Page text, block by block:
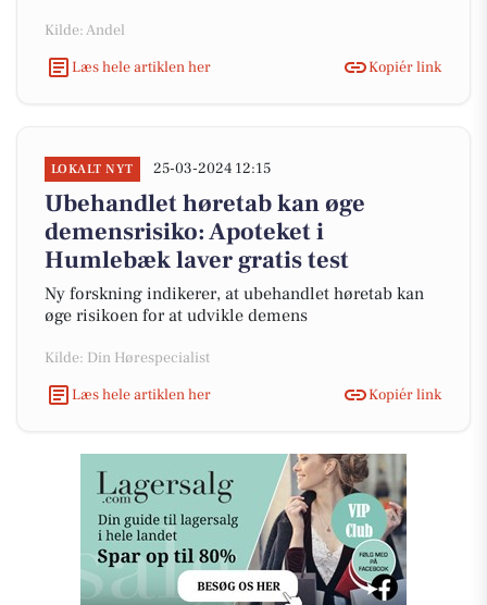
Kilde: Andel
Læs hele artiklen her
Kopiér link
LOKALT NYT 25-03-2024 12:15
Ubehandlet høretab kan øge
demensrisiko: Apoteket i
Humlebæk laver gratis test
Ny forskning indikerer, at ubehandlet høretab kan
øge risikoen for at udvikle demens
Kilde: Din Hørespecialist
Læs hele artiklen her
Kopiér link